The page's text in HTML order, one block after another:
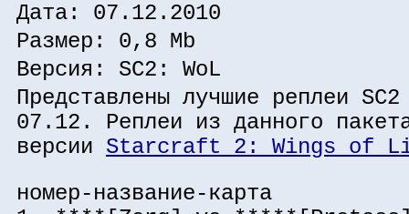
Дата: 07.12.2010
Размер: 0,8 Mb
Версия: SC2: WoL
Представлены лучшие реплеи
07.12. Реплеи из данного
версии Starcraft 2: Wings of
номер-название-карта